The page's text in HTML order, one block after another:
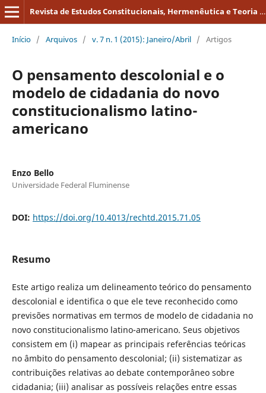
Revista de Estudos Constitucionais, Hermenêutica e Teoria do Direito
Início / Arquivos / v. 7 n. 1 (2015): Janeiro/Abril / Artigos
O pensamento descolonial e o
modelo de cidadania do novo
constitucionalismo latino-
americano
Enzo Bello
Universidade Federal Fluminense
DOI: https://doi.org/10.4013/rechtd.2015.71.05
Resumo
Este artigo realiza um delineamento teórico do pensamento
descolonial e identifica o que ele teve reconhecido como
previsões normativas em termos de modelo de cidadania no
novo constitucionalismo latino-americano. Seus objetivos
consistem em (i) mapear as principais referências teóricas
no âmbito do pensamento descolonial; (ii) sistematizar as
contribuições relativas ao debate contemporâneo sobre
cidadania; (iii) analisar as possíveis relações entre essas